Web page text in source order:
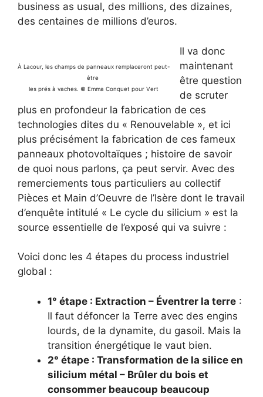
business as usual, des millions, des dizaines,
des centaines de millions d’euros.
À Lacour, les champs de panneaux remplaceront peut-
être
les prés à vaches. © Emma Conquet pour Vert
Il va donc
maintenant
être question
de scruter
plus en profondeur la fabrication de ces
technologies dites du « Renouvelable », et ici
plus précisément la fabrication de ces fameux
panneaux photovoltaïques ; histoire de savoir
de quoi nous parlons, ça peut servir. Avec des
remerciements tous particuliers au collectif
Pièces et Main d’Oeuvre de l’Isère dont le travail
d’enquête intitulé « Le cycle du silicium » est la
source essentielle de l’exposé qui va suivre :
Voici donc les 4 étapes du process industriel
global :
1° étape : Extraction – Éventrer la terre :
Il faut défoncer la Terre avec des engins
lourds, de la dynamite, du gasoil. Mais la
transition énergétique le vaut bien.
2° étape : Transformation de la silice en
silicium métal – Brûler du bois et
consommer beaucoup beaucoup